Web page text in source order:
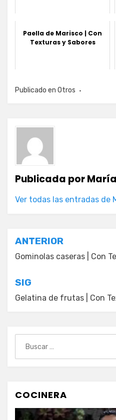
Paella de Marisco | Con
Texturas y Sabores
Publicado en Otros
Publicada por
Ver todas las entradas de
Navegación
de
entradas
ANTERIOR
Gominolas caseras | Con
SIG
Gelatina de frutas | Con
COCINERA